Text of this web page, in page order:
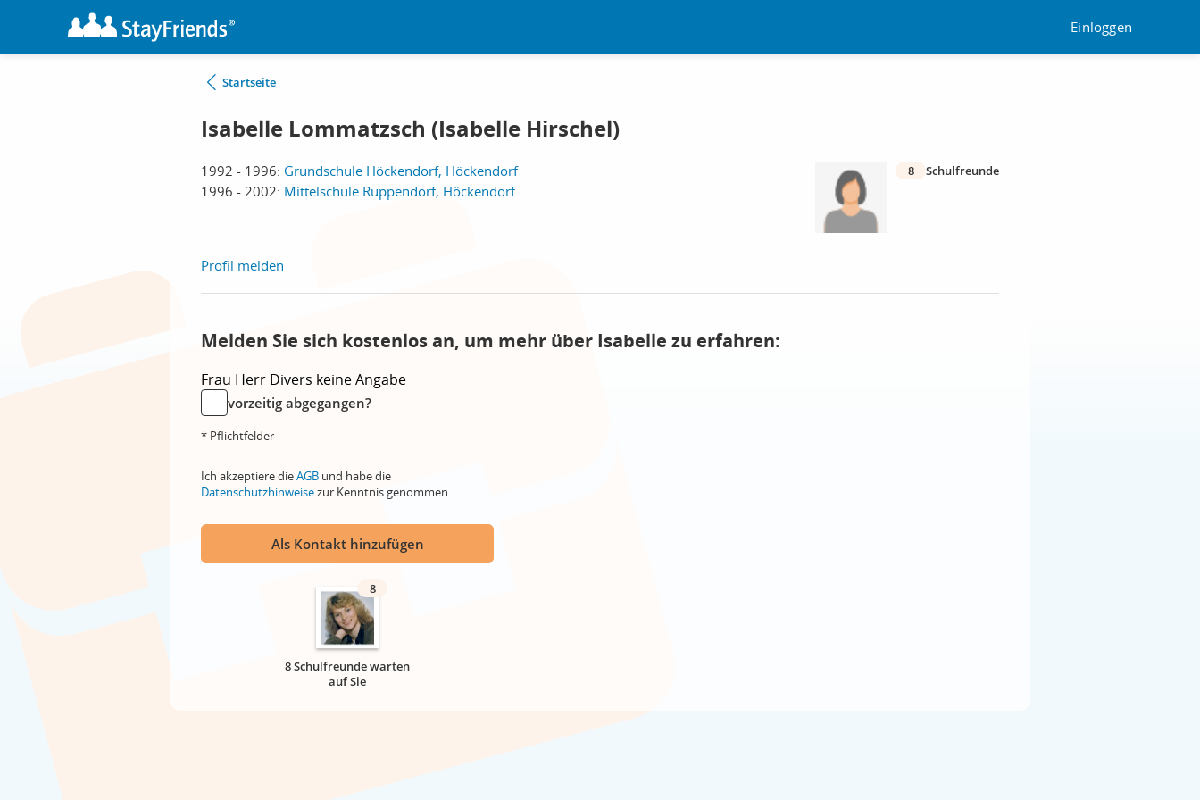
Einloggen
Startseite
Isabelle Lommatzsch (Isabelle Hirschel)
1992 - 1996: Grundschule Höckendorf, Höckendorf
1996 - 2002: Mittelschule Ruppendorf, Höckendorf
8 Schulfreunde
Profil melden
Melden Sie sich kostenlos an, um mehr über Isabelle zu erfahren:
Frau Herr Divers keine Angabe
vorzeitig abgegangen?
* Pflichtfelder
Ich akzeptiere dieAGB und habe die
Datenschutzhinweisezur Kenntnis genommen.
Als Kontakt hinzufügen
8
8 Schulfreunde warten
auf Sie